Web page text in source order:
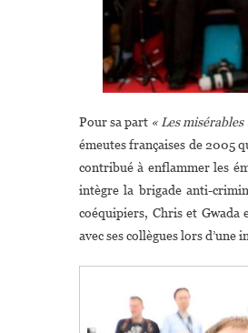
Pour sa part « Les misérables
émeutes françaises de 2005
contribué à enflammer les
intègre la brigade anti-
coéquipiers, Chris et
avec ses collègues lors